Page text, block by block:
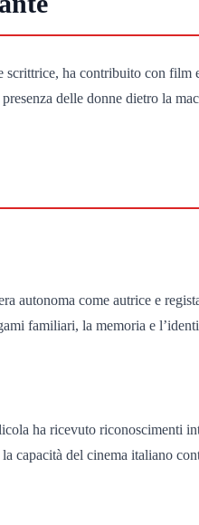
ha contribuito con
delle donne dietro la
come autrice e
familiari, la memoria e
ha ricevuto riconoscimenti
capacità del cinema italiano